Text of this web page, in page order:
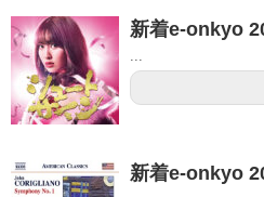
新着e-onkyo
新着e-onkyo